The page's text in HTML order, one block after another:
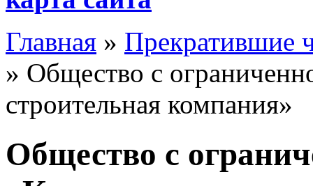
Главная » Прекратившие
» Общество с
строительная компания»
Общество с